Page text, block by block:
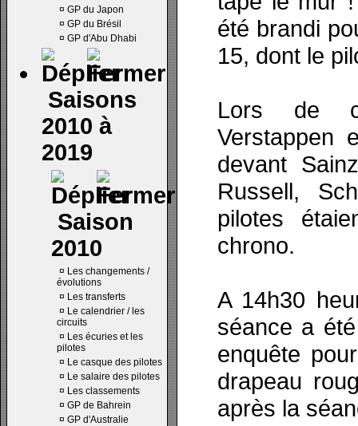
¤ GP du Japon
¤ GP du Brésil
¤ GP d'Abu Dhabi
Saisons
2010 à
2019
Saison
2010
¤ Les changements /
évolutions
¤ Les transferts
¤ Le calendrier / les
circuits
¤ Les écuries et les
pilotes
¤ Le casque des pilotes
¤ Le salaire des pilotes
¤ Les classements
¤ GP de Bahrein
¤ GP d'Australie
été brandi
15, dont le
Lors de
Verstappen
devant
Russell,
pilotes
chrono.
A 14h30
séance a
enquête
drapeau
après la